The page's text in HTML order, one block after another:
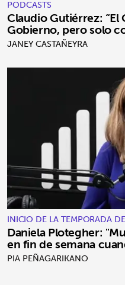
PODCASTS
Claudio Gutiérrez:
Gobierno, pero solo
JANEY CASTAÑEYRA
INICIO DE LA TEMPORADA
ROSARIO
Daniela Plotegher:
en fin de semana
PIA PEÑAGARIKANO